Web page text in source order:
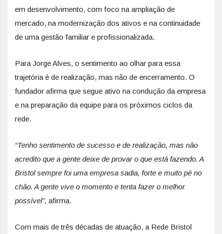
em desenvolvimento, com foco na ampliação de
mercado, na modernização dos ativos e na continuidade
de uma gestão familiar e profissionalizada.
Para Jorge Alves, o sentimento ao olhar para essa
trajetória é de realização, mas não de encerramento. O
fundador afirma que segue ativo na condução da empresa
e na preparação da equipe para os próximos ciclos da
rede.
“Tenho sentimento de sucesso e de realização, mas não
acredito que a gente deixe de provar o que está fazendo. A
Bristol sempre foi uma empresa sadia, forte e muito pé no
chão. A gente vive o momento e tenta fazer o melhor
possível”, afirma.
Com mais de três décadas de atuação, a Rede Bristol